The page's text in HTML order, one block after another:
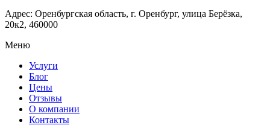
Адрес: Оренбургская область, г. Оренбург, улица Берёзка,
20к2, 460000
Меню
Услуги
Блог
Цены
Отзывы
О компании
Контакты